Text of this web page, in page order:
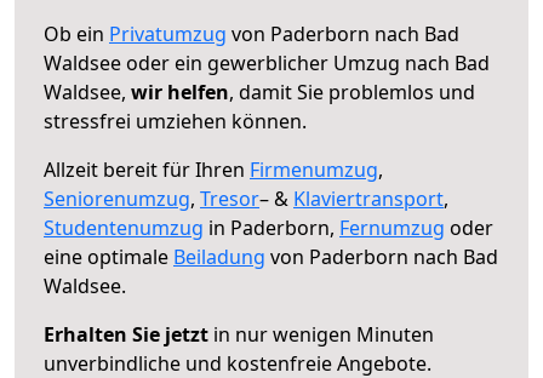
Ob ein Privatumzug von Paderborn nach Bad
Waldsee oder ein gewerblicher Umzug nach Bad
Waldsee, wir helfen, damit Sie problemlos und
stressfrei umziehen können.
Allzeit bereit für Ihren Firmenumzug,
Seniorenumzug, Tresor– & Klaviertransport,
Studentenumzug in Paderborn, Fernumzug oder
eine optimale Beiladung von Paderborn nach Bad
Waldsee.
Erhalten Sie jetzt in nur wenigen Minuten
unverbindliche und kostenfreie Angebote.